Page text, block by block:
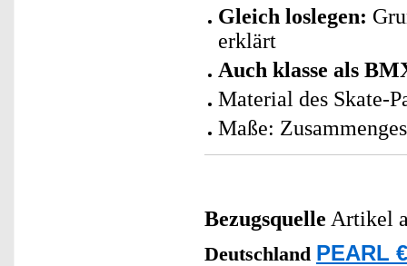
Gleich loslegen:
erklärt
Auch klasse als
Material des Skate-
Maße:
Bezugsquelle Artikel
Deutschland PEARL